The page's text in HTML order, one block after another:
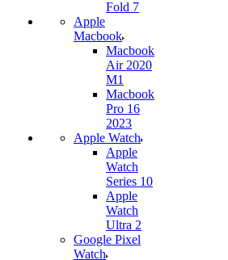
Fold 7
Apple
Macbook
Macbook
Air 2020
M1
Macbook
Pro 16
2023
Apple Watch
Apple
Watch
Series 10
Apple
Watch
Ultra 2
Google Pixel
Watch